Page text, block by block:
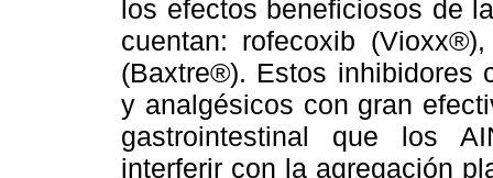
los efectos beneficiosos de
cuentan: rofecoxib
(Baxtre®). Estos inhibidores
y analgésicos con gran
gastrointestinal que los
interferir con la agregación